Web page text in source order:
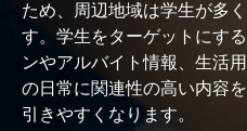
ため、周辺地域は学生が多
す。学生をターゲットにす
ンやアルバイト情報、生活
の日常に関連性の高い内容
引きやすくなります。